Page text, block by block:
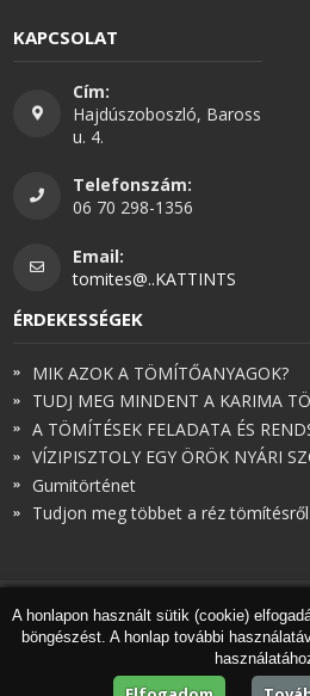
KAPCSOLAT
Cím:
Hajdúszoboszló, Baross
u. 4.
Telefonszám:
06 70 298-1356
Email:
tomites@..KATTINTS
ÉRDEKESSÉGEK
MIK AZOK A TÖMÍTŐANYAGOK?
TUDJ MEG MINDENT A KARIMA
A TÖMÍTÉSEK FELADATA ÉS
VÍZIPISZTOLY EGY ÖRÖK NYÁRI
Gumitörténet
Tudjon meg többet a réz tömítésről
© Török és Társai 2026 -
Honlapkészítés
, webdesign,
Marketing tanácsadónk a
A honlapon használt sütik (cookie)
böngészést. A honlap további